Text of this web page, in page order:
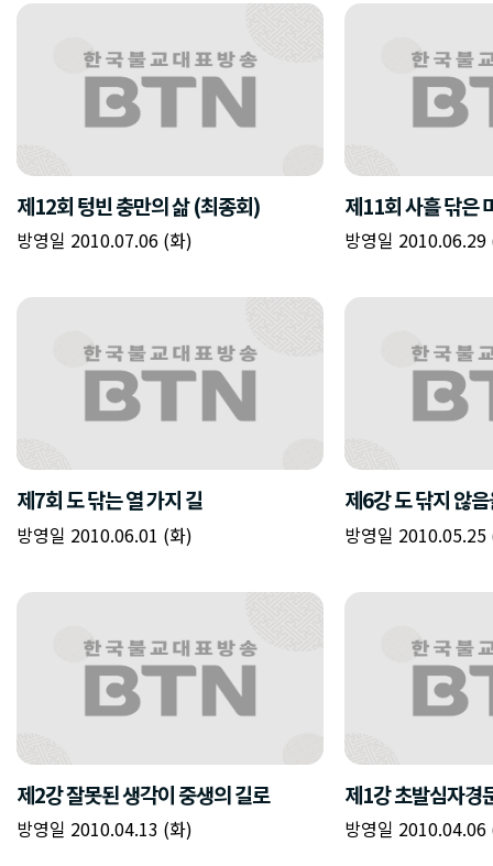
제12회 텅빈 충만의 삶 (최종회)
방영일 2010.07.06 (화)
제11회 사흘 닦은
방영일 2010.06.29
제7회 도 닦는 열 가지 길
방영일 2010.06.01 (화)
제6강 도 닦지 않
방영일 2010.05.25
제2강 잘못된 생각이 중생의 길로
방영일 2010.04.13 (화)
제1강 초발심자경
방영일 2010.04.06